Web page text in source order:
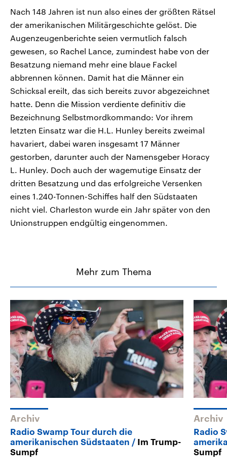
Nach 148 Jahren ist nun also eines der größten Rätsel
der amerikanischen Militärgeschichte gelöst. Die
Augenzeugenberichte seien vermutlich falsch
gewesen, so Rachel Lance, zumindest habe von der
Besatzung niemand mehr eine blaue Fackel
abbrennen können. Damit hat die Männer ein
Schicksal ereilt, das sich bereits zuvor abgezeichnet
hatte. Denn die Mission verdiente definitiv die
Bezeichnung Selbstmordkommando: Vor ihrem
letzten Einsatz war die H.L. Hunley bereits zweimal
havariert, dabei waren insgesamt 17 Männer
gestorben, darunter auch der Namensgeber Horacy
L. Hunley. Doch auch der wagemutige Einsatz der
dritten Besatzung und das erfolgreiche Versenken
eines 1.240-Tonnen-Schiffes half den Südstaaten
nicht viel. Charleston wurde ein Jahr später von den
Unionstruppen endgültig eingenommen.
Mehr zum Thema
Archiv
Radio Swamp Tour durch die
amerikanischen Südstaaten
Im Trump-
Sumpf
Archiv
Radio
Sumpf